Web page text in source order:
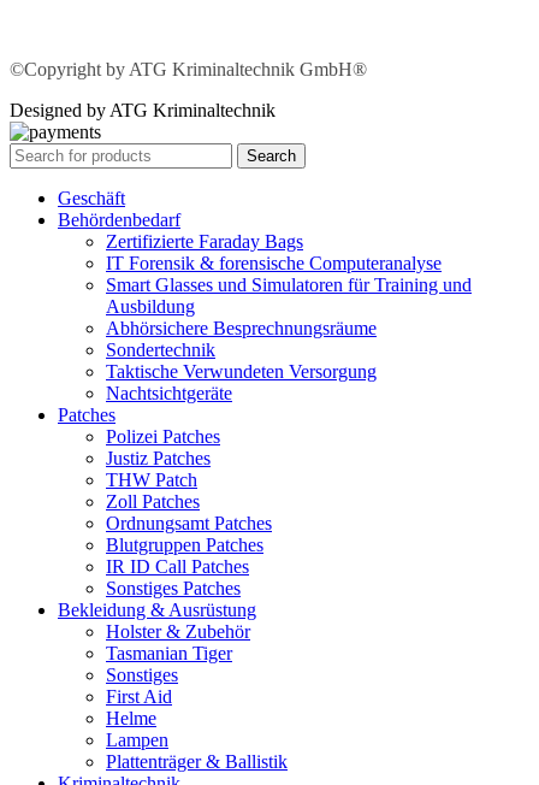
©Copyright by ATG Kriminaltechnik GmbH®
Designed by ATG Kriminaltechnik
Search
Geschäft
Behördenbedarf
Zertifizierte Faraday Bags
IT Forensik & forensische Computeranalyse
Smart Glasses und Simulatoren für Training und
Ausbildung
Abhörsichere Besprechnungsräume
Sondertechnik
Taktische Verwundeten Versorgung
Nachtsichtgeräte
Patches
Polizei Patches
Justiz Patches
THW Patch
Zoll Patches
Ordnungsamt Patches
Blutgruppen Patches
IR ID Call Patches
Sonstiges Patches
Bekleidung & Ausrüstung
Holster & Zubehör
Tasmanian Tiger
Sonstiges
First Aid
Helme
Lampen
Plattenträger & Ballistik